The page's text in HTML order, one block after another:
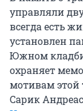
управляли
всегда есть
установлен
Южном
охраняет
мотивам этой
Сарик